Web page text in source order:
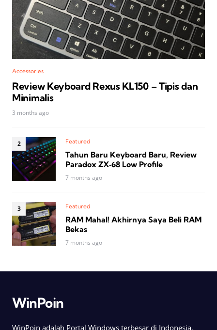
Accessories
Review Keyboard Rexus KL150 – Tipis dan
Minimalis
3 months ago
Featured
Tahun Baru Keyboard Baru, Review
Paradox ZX‑68 Low Profile
7 months ago
Featured
RAM Mahal! Akhirnya Saya Beli RAM
Bekas
7 months ago
WinPoin
WinPoin adalah Portal Windows terbesar di Indonesia.